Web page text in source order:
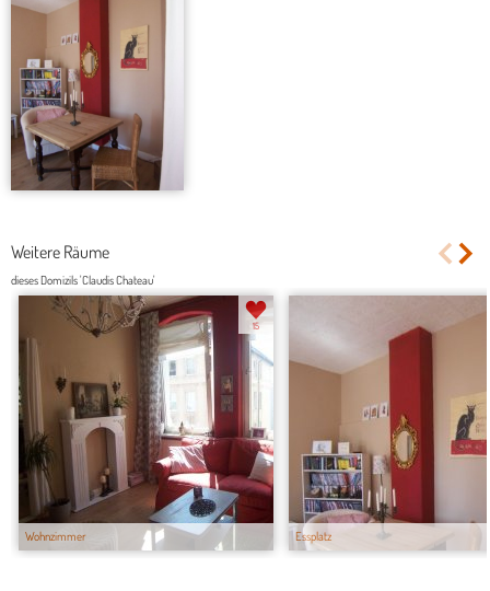
Weitere Räume
dieses Domizils 'Claudis Chateau'
Wohnzimmer
15
Essplatz